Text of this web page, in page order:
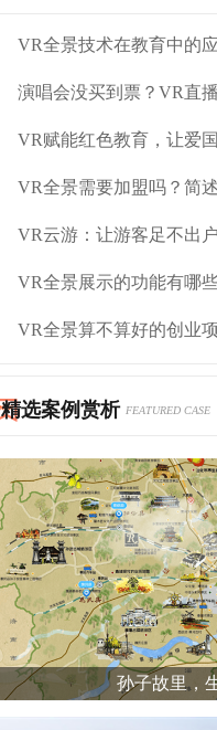
演唱会没买到票？VR直
VR赋能红色教育，让爱
VR全景需要加盟吗？简
VR云游：让游客足不出
VR全景展示的功能有哪
VR全景算不算好的创业
精选案例赏析 FEATURED CASE
孙子故里，